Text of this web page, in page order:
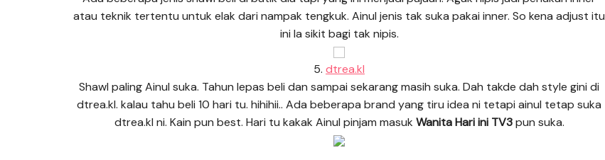
atau teknik tertentu untuk elak dari nampak tengkuk. Ainul jenis tak suka pakai inner. So kena adjust itu
ini la sikit bagi tak nipis.
5. dtrea.kl
Shawl paling Ainul suka. Tahun lepas beli dan sampai sekarang masih suka. Dah takde dah style gini di
dtrea.kl. kalau tahu beli 10 hari tu. hihihii.. Ada beberapa brand yang tiru idea ni tetapi ainul tetap suka
dtrea.kl ni. Kain pun best. Hari tu kakak Ainul pinjam masuk Wanita Hari ini TV3pun suka.